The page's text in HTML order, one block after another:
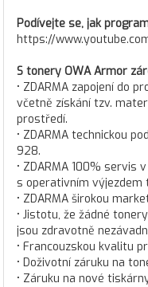
Podívejte se, jak
https://
S tonery OWA Armor
• ZDARMA zapojení do
včetně získání tzv.
prostředí.
• ZDARMA technickou
928.
• ZDARMA 100% servis
s operativním výjezdem
• ZDARMA širokou
• Jistotu, že žádné
jsou zdravotně
• Francouzskou kvalitu
• Doživotní záruku na
• Záruku na nové